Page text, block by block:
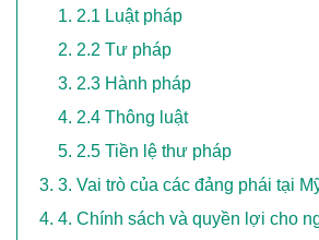
2.1 Luật pháp
2.2 Tư pháp
2.3 Hành pháp
2.4 Thông luật
2.5 Tiền lệ thư pháp
3. Vai trò của các đảng phái tại
4. Chính sách và quyền lợi cho